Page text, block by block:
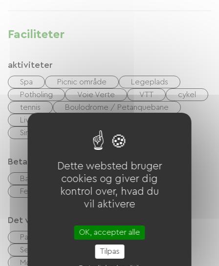
komfort, renlighed og respekt for alle er
Faciliteter
aktiviteter
Spa Picnic område
Legeplads
Potholing
Voie Verte VTT
cykel
tennis
Boulodrome / Petanquebane
Livsstilssport
Sin
Betalingsmåder
Bank kort kontrol
Kontanter
Feriekuponer (ANCV)
Overførsel
Det vi er gode til
Parkeringsplads for autocampere
Serviceområde for autocampere
Mødelokale
Dette websted bruger
cookies og giver dig
kontrol over, hvad du
vil aktivere
OK, accepter alle
Tilpas